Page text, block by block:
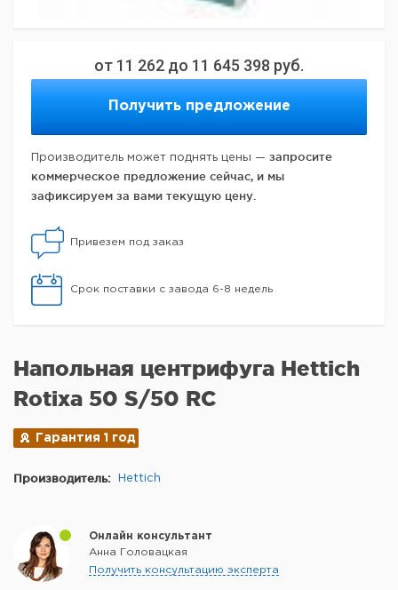
от 11 262 до 11 645 398 руб.
Получить предложение
Производитель может поднять цены — запросите
коммерческое предложение сейчас, и мы
зафиксируем за вами текущую цену.
Привезем под заказ
Срок поставки с завода 6-8 недель
Напольная центрифуга Hettich
Rotixa 50 S/50 RC
Гарантия 1 год
Производитель: Hettich
Онлайн консультант
Анна Головацкая
Получить консультацию эксперта